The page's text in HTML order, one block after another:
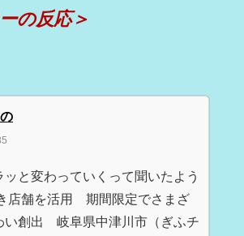
の反応＞
と変わっていくって聞いたよう
店舗を活用 期間限定でさまざ
い創出 岐阜県中津川市（ぎふチ